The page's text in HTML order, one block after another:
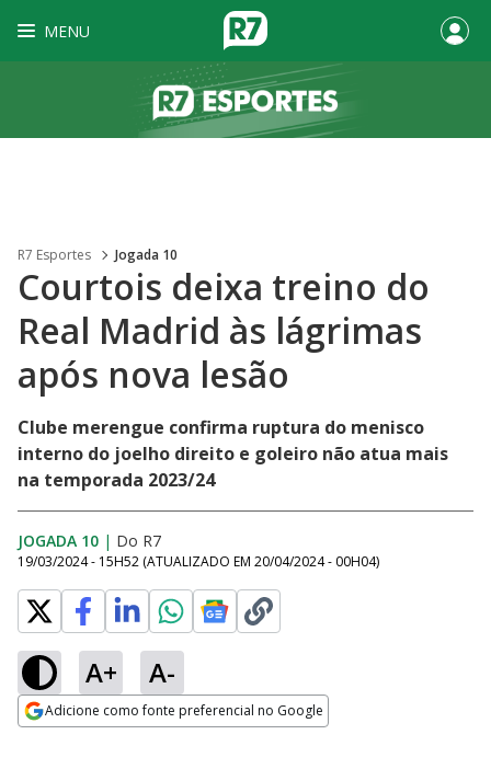
MENU
R7 Esportes Jogada 10
Courtois deixa treino do
Real Madrid às lágrimas
após nova lesão
Clube merengue confirma ruptura do menisco
interno do joelho direito e goleiro não atua mais
na temporada 2023/24
JOGADA 10 | Do R7
19/03/2024 - 15H52 (ATUALIZADO EM 20/04/2024 - 00H04)
A+ A-
Adicione como fonte preferencial no Google